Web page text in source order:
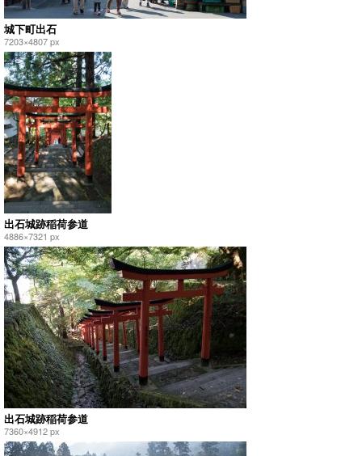
城下町出石
7203×4807 px
出石城跡稲荷参道
4886×7321 px
出石城跡稲荷参道
7360×4912 px